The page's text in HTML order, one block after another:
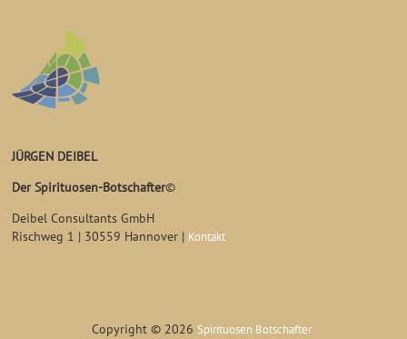
JÜRGEN DEIBEL
Der Spirituosen-Botschafter©
Deibel Consultants GmbH
Rischweg 1 | 30559 Hannover | Kontakt
Copyright © 2026 Spirituosen Botschafter